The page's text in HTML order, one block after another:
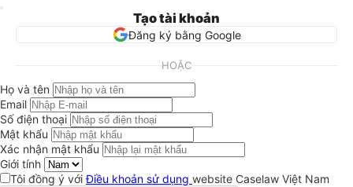
Tạo tài khoản
Đăng ký bằng Google
HOẶC
Họ và tên
Email
Số điện thoại
Mật khẩu
Xác nhận mật khẩu
Giới tính
Tôi đồng ý vớiĐiều khoản sử dụng website Caselaw Việt Nam